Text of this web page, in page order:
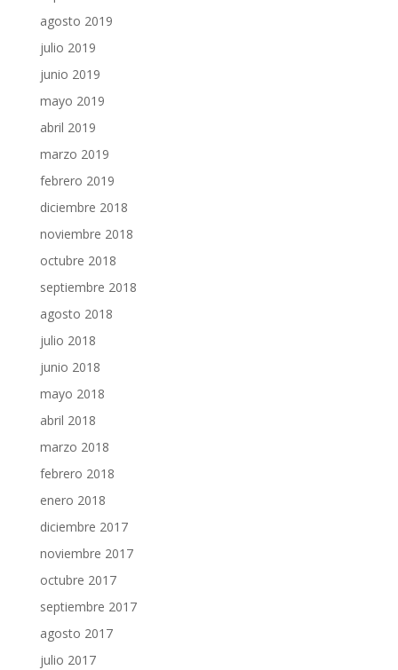
agosto 2019
julio 2019
junio 2019
mayo 2019
abril 2019
marzo 2019
febrero 2019
diciembre 2018
noviembre 2018
octubre 2018
septiembre 2018
agosto 2018
julio 2018
junio 2018
mayo 2018
abril 2018
marzo 2018
febrero 2018
enero 2018
diciembre 2017
noviembre 2017
octubre 2017
septiembre 2017
agosto 2017
julio 2017